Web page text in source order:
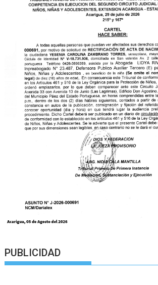
PUBLICIDAD